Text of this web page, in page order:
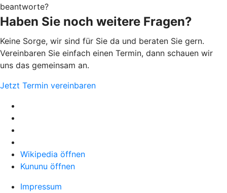
beantworte?
Haben Sie noch weitere Fragen?
Keine Sorge, wir sind für Sie da und beraten Sie gern.
Vereinbaren Sie einfach einen Termin, dann schauen wir
uns das gemeinsam an.
Jetzt Termin vereinbaren
Wikipedia öffnen
Kununu öffnen
Impressum